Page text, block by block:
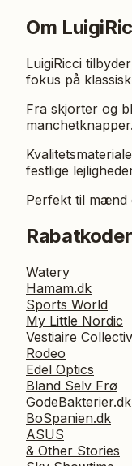
Om
LuigiRicci
fokus på
Fra skjorter og
manchetknapper.
festlige
Perfekt til mænd
Watery
Hamam.dk
Sports World
My Little Nordic
Vestiaire
Rodeo
Edel Optics
Bland Selv Frø
GodeBakterier.dk
BoSpanien.dk
ASUS
& Other Stories